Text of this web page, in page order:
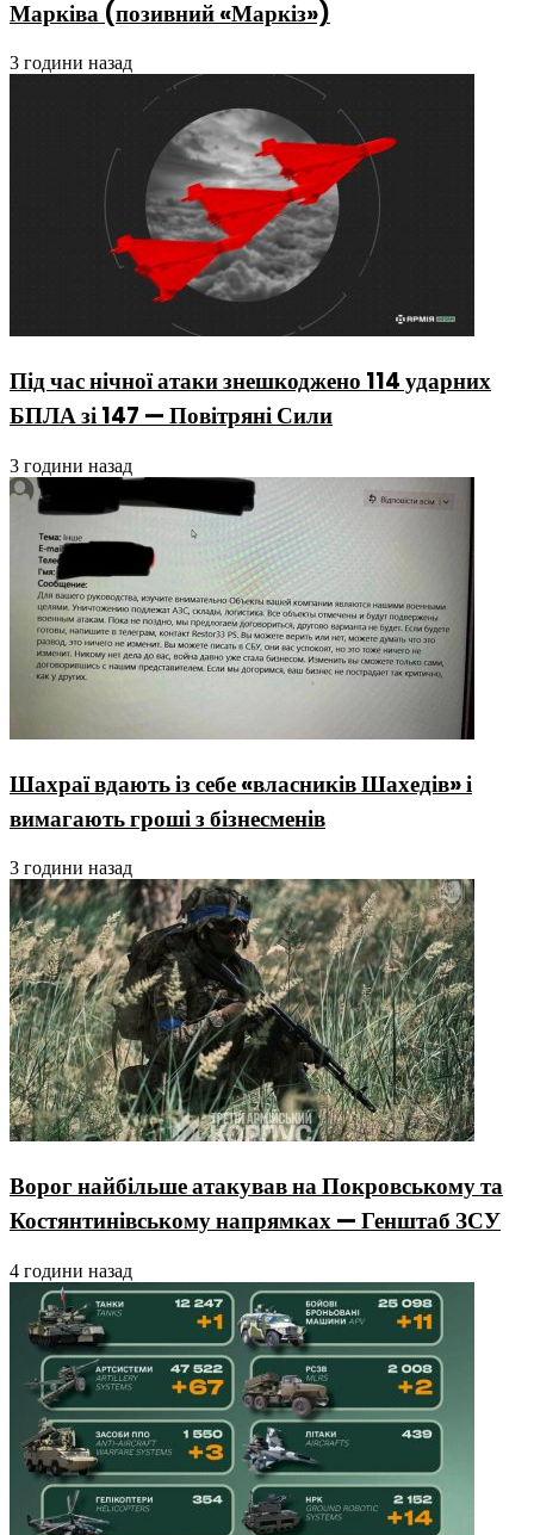
Марківа (позивний «Маркіз»)
3 години назад
Під час нічної атаки знешкоджено 114 ударних
БПЛА зі 147 — Повітряні Сили
3 години назад
Шахраї вдають із себе «власників Шахедів» і
вимагають гроші з бізнесменів
3 години назад
Ворог найбільше атакував на Покровському та
Костянтинівському напрямках — Генштаб ЗСУ
4 години назад